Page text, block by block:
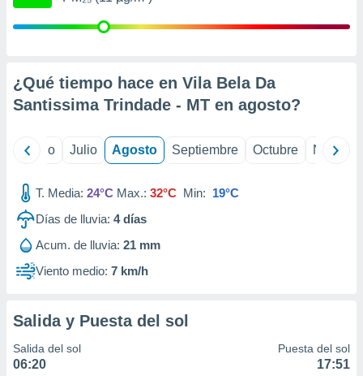
mediante
de
1199
¿Qué tiempo hace en Vila Bela Da
Santissima Trindade - MT en agosto?
Junio Julio Agosto Septiembre Octubre
T. Media: 24°C Max.: 32°C Min: 19°C
Días de lluvia: 4días
Acum. de lluvia: 21 mm
Viento medio: 7 km/h
Salida y Puesta del sol
Salida del sol
06:20
Puesta del sol
17:51